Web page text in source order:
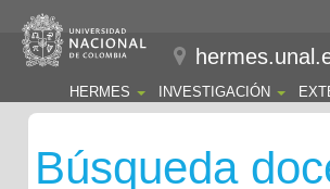
HERMES INVESTIGACIÓN
Búsqueda